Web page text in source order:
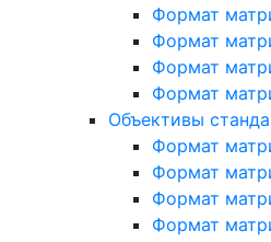
Формат
Формат
Формат
Формат
Объективы
Формат
Формат
Формат
Формат